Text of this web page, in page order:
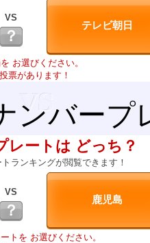
VS
？
お選びください。
票があります！
ンバープ
レートは どっち？
ランキングが閲覧できます！
VS
？
トを お選びください。